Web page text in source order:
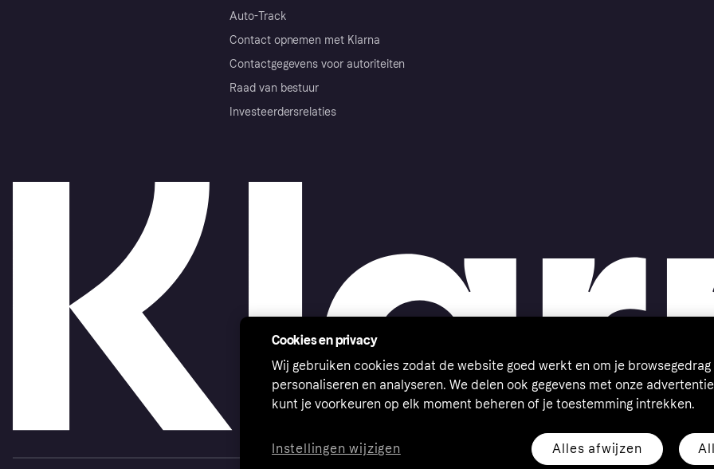
Auto-Track
Contact opnemen met Klarna
Contactgegevens voor autoriteiten
Raad van bestuur
Investeerdersrelaties
Cookies en privacy
Wij gebruiken cookies zodat de website goed werkt en om je browsegedrag
personaliseren en analyseren. We delen ook gegevens met onze
kunt je voorkeuren op elk moment beheren of je toestemming intrekken.
Alles afwijzen
Instellingen wijzigen